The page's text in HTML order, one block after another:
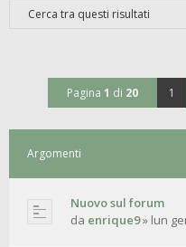
Pagina 1 di 20 1
Argomenti
Nuovo sul forum
da enrique9» lun